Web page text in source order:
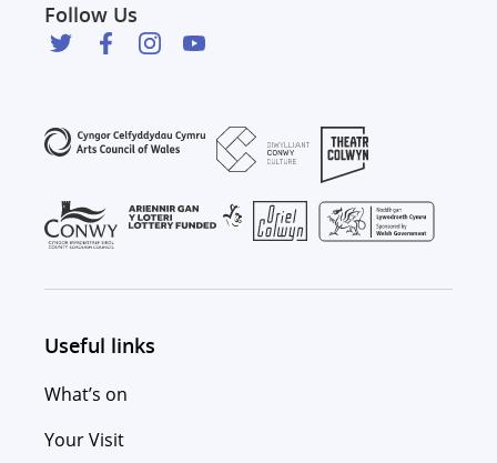
Follow Us
Useful links
What’s on
Your Visit